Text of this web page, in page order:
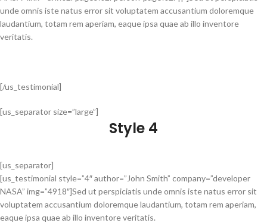
unde omnis iste natus error sit voluptatem accusantium doloremque
laudantium, totam rem aperiam, eaque ipsa quae ab illo inventore
veritatis.
[/us_testimonial]
[us_separator size=”large”]
Style 4
[us_separator]
[us_testimonial style=”4″ author=”John Smith” company=”developer
NASA” img=”4918″]Sed ut perspiciatis unde omnis iste natus error sit
voluptatem accusantium doloremque laudantium, totam rem aperiam,
eaque ipsa quae ab illo inventore veritatis.